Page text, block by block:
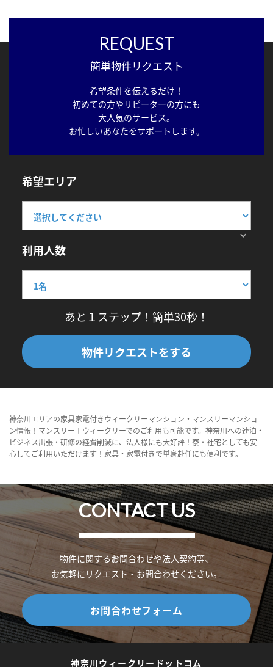
REQUEST
簡単物件リクエスト
希望条件を伝えるだけ！
初めての方やリピーターの方にも
大人気のサービス。
お忙しいあなたをサポートします。
希望エリア
利用人数
あと１ステップ！簡単30秒！
物件リクエストをする
神奈川エリアの家具家電付きウィークリーマンション・マンスリーマンショ
ン情報！マンスリー＋ウィークリーでのご利用も可能です。神奈川への連泊・
ビジネス出張・研修の経費削減に、法人様にも大好評！寮・社宅としても安
心してご利用いただけます！家具・家電付きで単身赴任にも便利です。
CONTACT US
物件に関するお問合わせや法人契約等、
お気軽にリクエスト・お問合わせください。
お問合わせフォーム
神奈川ウィークリードットコム